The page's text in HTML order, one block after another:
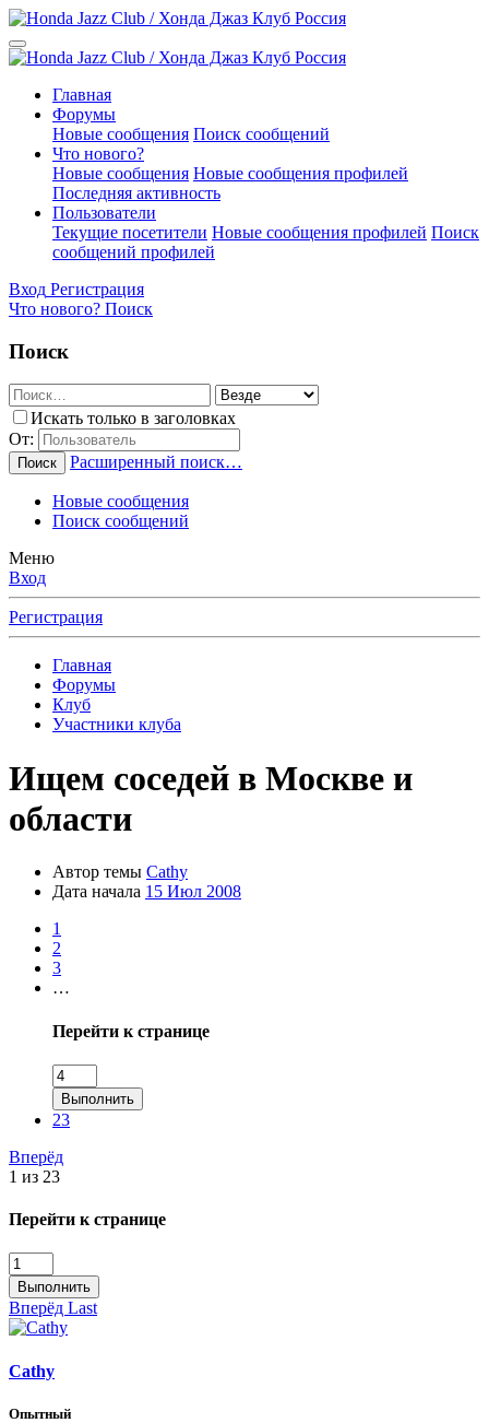
Главная
Форумы
Новые сообщения Поиск сообщений
Что нового?
Новые сообщения Новые сообщения профилей
Последняя активность
Пользователи
Текущие посетители Новые сообщения профилей Поиск
сообщений профилей
Вход Регистрация
Что нового? Поиск
Поиск
Искать только в заголовках
От:
Поиск Расширенный поиск…
Новые сообщения
Поиск сообщений
Меню
Вход
Регистрация
Главная
Форумы
Клуб
Участники клуба
Ищем соседей в Москве и
области
Автор темы Cathy
Дата начала 15 Июл 2008
1
2
3
…
Перейти к странице
Выполнить
23
Вперёд
1 из 23
Перейти к странице
Выполнить
Вперёд Last
Cathy
Опытный